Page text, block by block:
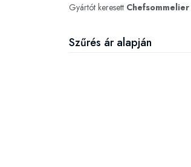
Gyártót keresett Chefsommelier
Szűrés ár alapján